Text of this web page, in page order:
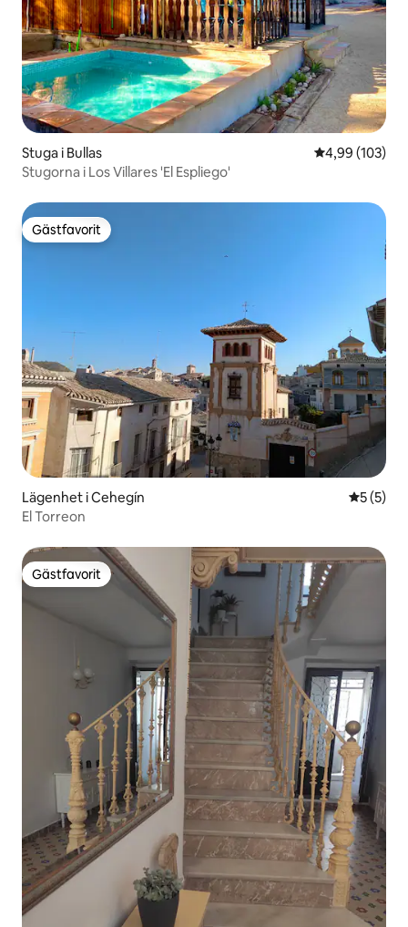
Stuga i Bullas 4,99 av 5 i
4,99 (103)
Stugorna i Los Villares 'El Espliego'
Gästfavorit
Gästfavorit
Lägenhet i Cehegín 5 av 5 i
5 (5)
El Torreon
Gästfavorit
Gästfavorit